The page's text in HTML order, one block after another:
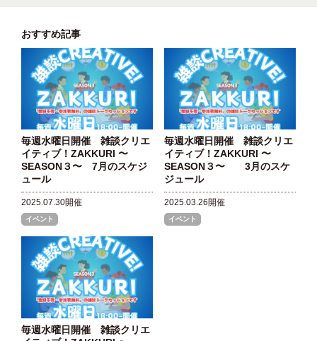
おすすめ記事
毎週水曜日開催 雑談クリエ
イティブ！ZAKKURI 〜
SEASON３〜 7月のスケジ
ュール
2025.07.30開催
イベント
毎週水曜日開催 雑談クリエ
イティブ！ZAKKURI 〜
SEASON３〜 3月のスケ
ジュール
2025.03.26開催
イベント
毎週水曜日開催 雑談クリエ